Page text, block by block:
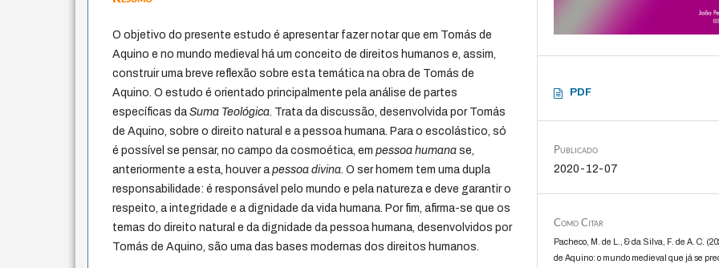
O objetivo do presente estudo é apresentar fazer notar que em Tomás de
Aquino e no mundo medieval há um conceito de direitos humanos e, assim,
construir uma breve reflexão sobre esta temática na obra de Tomás de
Aquino. O estudo é orientado principalmente pela análise de partes
específicas daSuma Teológica . Trata da discussão, desenvolvida por Tomás
de Aquino, sobre o direito natural e a pessoa humana. Para o escolástico, só
é possível se pensar, no campo da cosmoética, empessoa humana se,
anteriormente a esta, houver apessoa divina . O ser homem tem uma dupla
responsabilidade: é responsável pelo mundo e pela natureza e deve garantir o
respeito, a integridade e a dignidade da vida humana. Por fim, afirma-se que os
temas do direito natural e da dignidade da pessoa humana, desenvolvidos por
Tomás de Aquino, são uma das bases modernas dos direitos humanos.
PDF
Publicado
2020-12-07
Como Citar
Pacheco, M. de L., & da Silva, F. de A. C.
de Aquino: o mundo medieval que já se